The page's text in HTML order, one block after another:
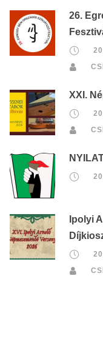
26.
XXI.
Ipolyi